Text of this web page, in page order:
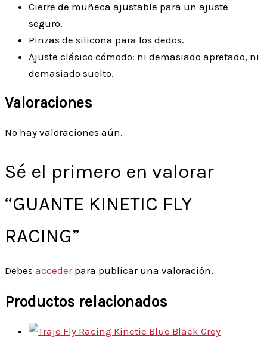
Cierre de muñeca ajustable para un ajuste
seguro.
Pinzas de silicona para los dedos.
Ajuste clásico cómodo: ni demasiado apretado, ni
demasiado suelto.
Valoraciones
No hay valoraciones aún.
Sé el primero en valorar
“GUANTE KINETIC FLY
RACING”
Debes accederpara publicar una valoración.
Productos relacionados